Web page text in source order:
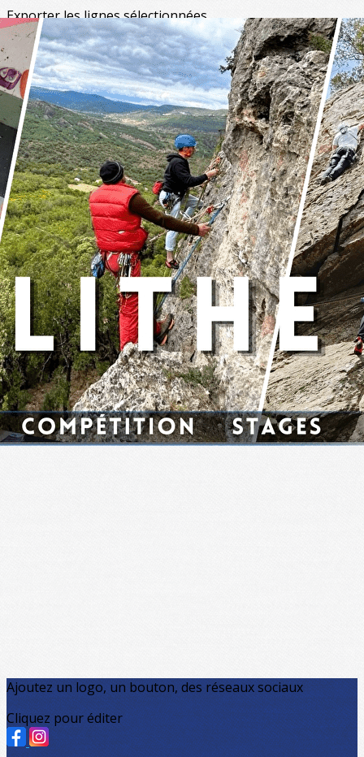
Exporter les lignes sélectionnées
Exporter toutes les colonnes
Exporter uniquement les colonnes affichées
Menu
<
>
Ecole d'escalade
Megabloc
?>
Images de la page d'accueil
Cliquez pour éditer
Texte, bouton et/ou inscription à la newsletter
Cliquez pour éditer
Je m'abonne à la newsletter
OK
Ajoutez un logo, un bouton, des réseaux sociaux
Cliquez pour éditer